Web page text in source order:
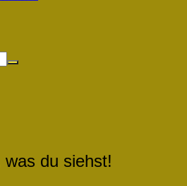
du siehst!